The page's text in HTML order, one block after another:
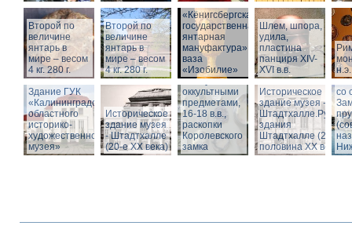
Второй по
величине
янтарь в
мире – весом
4 кг. 280 г.
Второй по
величине
янтарь в
мире – весом
4 кг. 280 г.
«Кёнигсбергская
государственная
янтарная
мануфактура» -
ваза
«Изобилие»
Шлем, шпора,
удила,
пластина
панциря XIV-
XVI в.в.
Здание ГУК
«Калининградского
областного
историко-
художественного
музея»
Историческое
здание музея
- Штадтхалле
(20-е XX века)
Шкатулка с
оккультными
предметами,
16-18 в.в.,
раскопки
Королевского
замка
Историческое
здание музея -
Штадтхалле.Руины
здания
Штадтхалле (2-я
половина ХХ века)
-
со